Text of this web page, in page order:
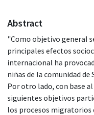
Abstract
"Como objetivo general
principales efectos
internacional ha
niñas de la comunidad de
Por otro lado, con base
siguientes objetivos
los procesos migratorios